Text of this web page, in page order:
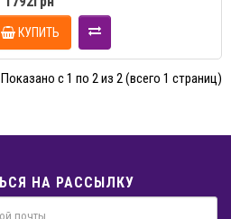
КУПИТЬ
Показано с 1 по 2 из 2 (всего 1 страниц)
НА РАССЫЛКУ